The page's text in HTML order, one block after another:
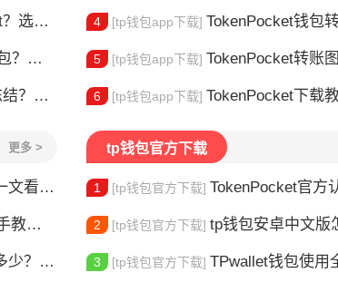
重要
了
解冻
4 [tp钱包app下载] TokenPocket钱包转不出钱？这
5 [tp钱包app下载] TokenPocket转账图片
6 [tp钱包app下载] TokenPocket下载教程安装不了怎
更多 >
实风险
验证
下载
tp钱包官方下载
1 [tp钱包官方下载] TokenPocket官方认证通道：如
2 [tp钱包官方下载] tp钱包安卓中文版怎么
3 [tp钱包官方下载] TPwallet钱包使用全攻略：